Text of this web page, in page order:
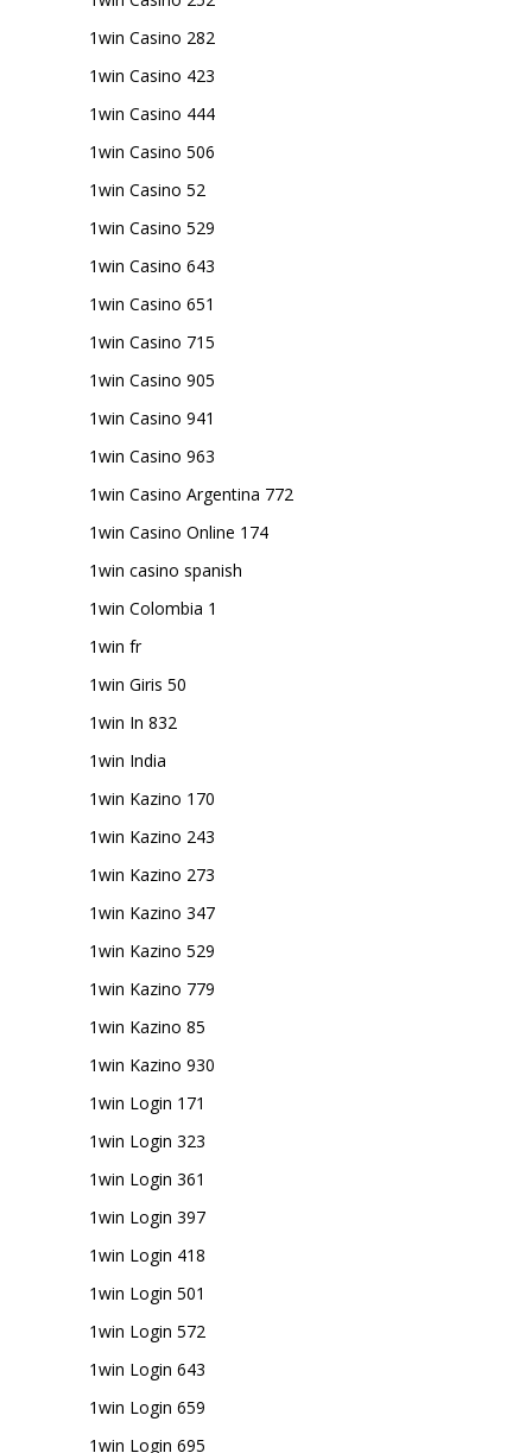
1win Casino 282
1win Casino 423
1win Casino 444
1win Casino 506
1win Casino 52
1win Casino 529
1win Casino 643
1win Casino 651
1win Casino 715
1win Casino 905
1win Casino 941
1win Casino 963
1win Casino Argentina 772
1win Casino Online 174
1win casino spanish
1win Colombia 1
1win fr
1win Giris 50
1win In 832
1win India
1win Kazino 170
1win Kazino 243
1win Kazino 273
1win Kazino 347
1win Kazino 529
1win Kazino 779
1win Kazino 85
1win Kazino 930
1win Login 171
1win Login 323
1win Login 361
1win Login 397
1win Login 418
1win Login 501
1win Login 572
1win Login 643
1win Login 659
1win Login 695